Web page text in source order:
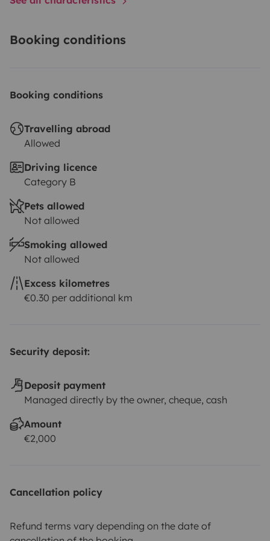
Booking conditions
Booking conditions
Travelling abroad
Allowed
Driving licence
Category B
Pets allowed
Not allowed
Smoking allowed
Not allowed
Excess kilometres
€0.30 per additional km
Security deposit:
Deposit payment
Managed directly by the owner, cheque, cash
Amount
€2,000
Cancellation policy
Refund terms vary depending on the date of